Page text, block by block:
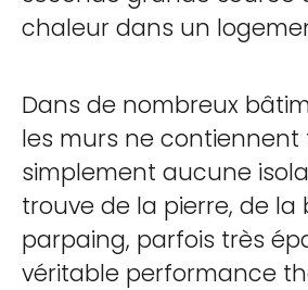
chaleur dans un
Dans de nombreux
les murs ne contiennent
simplement aucune
trouve de la pierre, de la
parpaing, parfois très
véritable performance